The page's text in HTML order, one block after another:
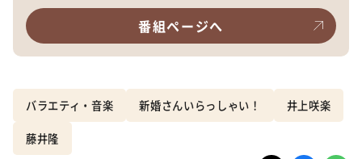
番組ページへ
バラエティ・音楽 新婚さんいらっしゃい！ 井上咲楽
藤井隆